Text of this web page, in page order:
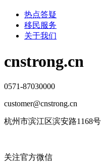
热点答疑
移民服务
关于我们
cnstrong.cn
0571-87030000
customer@cnstrong.cn
杭州市滨江区滨安路1168
关注官方微信